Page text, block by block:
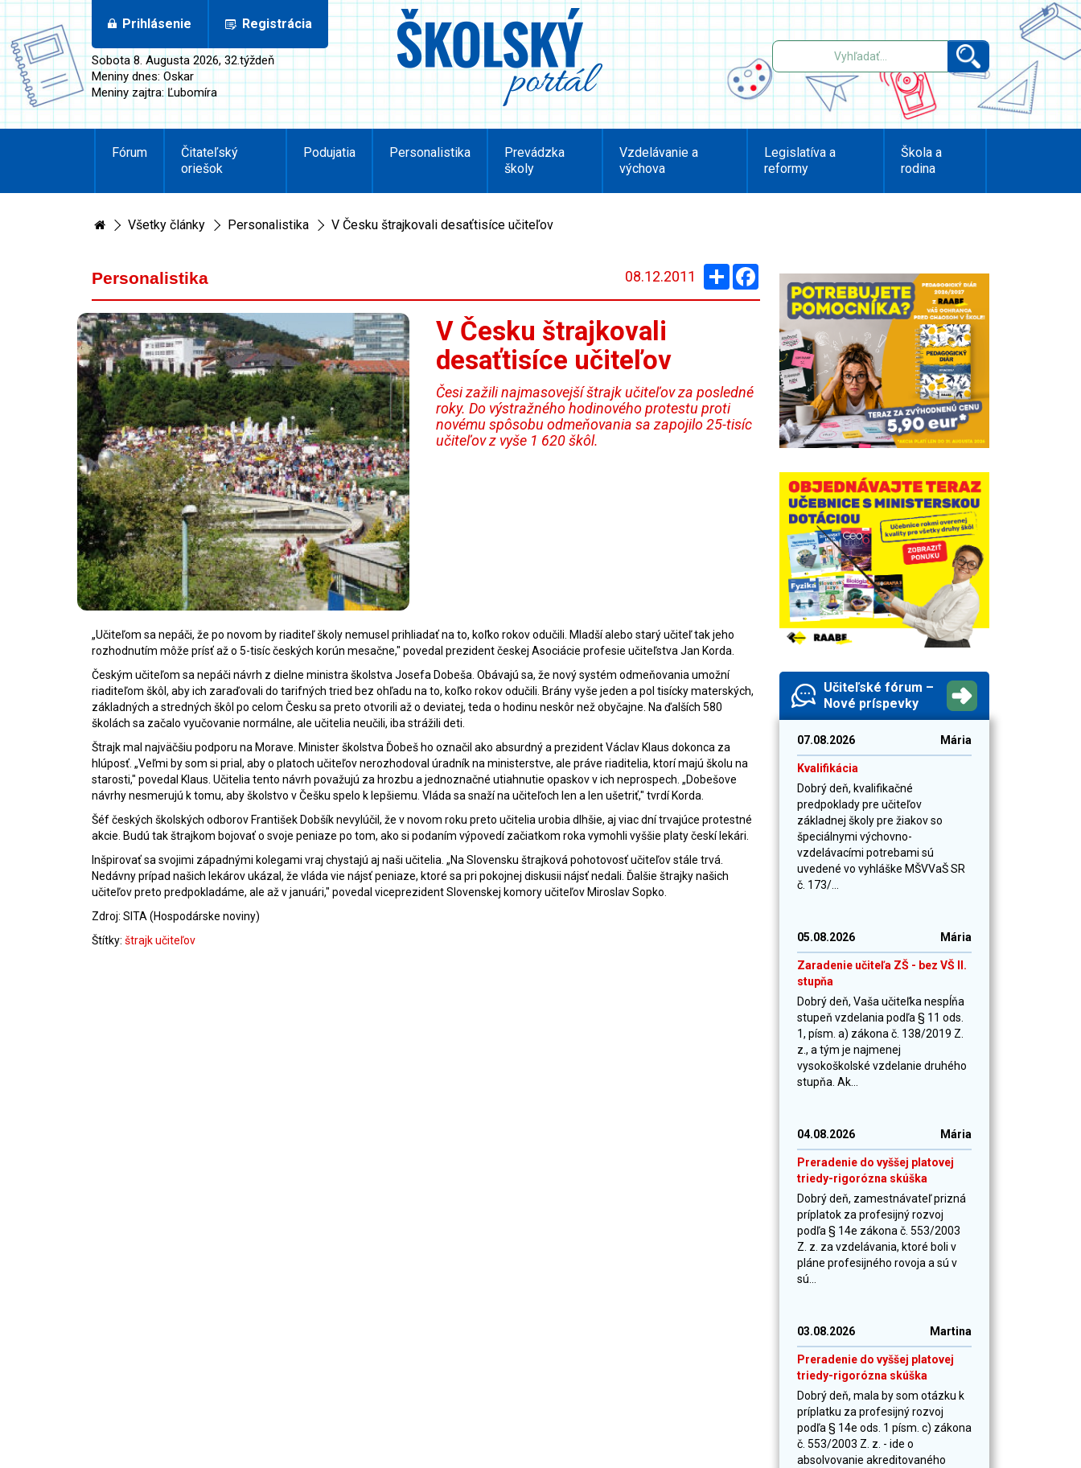
Prihlásenie Registrácia
Sobota 8. Augusta 2026, 32.týždeň
Meniny dnes: Oskar
Meniny zajtra: Ľubomíra
Fórum
Čitateľský
oriešok
Podujatia Personalistika
Prevádzka
školy
Vzdelávanie a
výchova
Legislatíva a
reformy
Škola a
rodina
Všetky články Personalistika V Česku štrajkovali desaťtisíce učiteľov
Personalistika 08.12.2011 Zdieľaj
V Česku štrajkovali
desaťtisíce učiteľov
Česi zažili najmasovejší štrajk učiteľov za posledné
roky. Do výstražného hodinového protestu proti
novému spôsobu odmeňovania sa zapojilo 25-tisíc
učiteľov z vyše 1 620 škôl.
„Učiteľom sa nepáči, že po novom by riaditeľškolynemusel prihliadať na to, koľko rokov odučili. Mladší alebo starý učiteľ tak jeho
rozhodnutím môže prísť až o 5-tisíc českých korún mesačne," povedal prezident českej Asociácie profesie učiteľstva Jan Korda.
Českým učiteľom sa nepáči návrh z dielne ministra školstva Josefa Dobeša. Obávajú sa, že nový systém odmeňovania umožní
riaditeľom škôl, aby ich zaraďovali do tarifných tried bez ohľadu na to, koľko rokov odučili. Brány vyše jeden a pol tisícky materských,
základných a stredných škôl po celom Česku sa preto otvorili až o deviatej, teda o hodinu neskôr než obyčajne. Na ďalších 580
školách sa začalo vyučovanie normálne, ale učitelia neučili, iba strážili deti.
Štrajk mal najväčšiu podporu na Morave. Minister školstva Ďobeš ho označil ako absurdný a prezident Václav Klaus dokonca za
hlúposť. „Veľmi by som si prial, aby o platoch učiteľov nerozhodoval úradník na ministerstve, ale práve riaditelia, ktorí majú školu na
starosti," povedal Klaus. Učitelia tento návrh považujú za hrozbu a jednoznačné utiahnutie opaskov v ich neprospech. „Dobešove
návrhy nesmerujú k tomu, aby školstvo v Češku spelo k lepšiemu. Vláda sa snaží na učiteľoch len a len ušetriť," tvrdí Korda.
Šéf českých školských odborov František Dobšík nevylúčil, že v novom roku preto učitelia urobia dlhšie, aj viac dní trvajúce protestné
akcie. Budú tak štrajkom bojovať o svoje peniaze po tom, ako si podaním výpovedí začiatkom roka vymohli vyššie platy českí lekári.
Inšpirovať sa svojimi západnými kolegami vraj chystajú aj naši učitelia. „Na Slovensku štrajková pohotovosť učiteľov stále trvá.
Nedávny prípad našich lekárov ukázal, že vláda vie nájsť peniaze, ktoré sa pri pokojnej diskusii nájsť nedali. Ďalšie štrajky našich
učiteľov preto predpokladáme, ale až v januári," povedal viceprezident Slovenskej komory učiteľov Miroslav Sopko.
Zdroj: SITA (Hospodárske noviny)
Štítky: štrajk učiteľov
Učiteľské fórum –
Nové príspevky
07.08.2026 Mária
Kvalifikácia
Dobrý deň, kvalifikačné
predpoklady pre učiteľov
základnej školy pre žiakov so
špeciálnymi výchovno-
vzdelávacími potrebami sú
uvedené vo vyhláške MŠVVaŠ SR
č. 173/...
05.08.2026 Mária
Zaradenie učiteľa ZŠ - bez VŠ II.
stupňa
Dobrý deň, Vaša učiteľka nespĺňa
stupeň vzdelania podľa § 11 ods.
1, písm. a) zákona č. 138/2019 Z.
z., a tým je najmenej
vysokoškolské vzdelanie druhého
stupňa. Ak...
04.08.2026 Mária
Preradenie do vyššej platovej
triedy-rigorózna skúška
Dobrý deň, zamestnávateľ prizná
príplatok za profesijný rozvoj
podľa § 14e zákona č. 553/2003
Z. z. za vzdelávania, ktoré boli v
pláne profesijného rovoja a sú v
sú...
03.08.2026 Martina
Preradenie do vyššej platovej
triedy-rigorózna skúška
Dobrý deň, mala by som otázku k
príplatku za profesijný rozvoj
podľa § 14e ods. 1 písm. c) zákona
č. 553/2003 Z. z. - ide o
absolvovanie akreditovaného